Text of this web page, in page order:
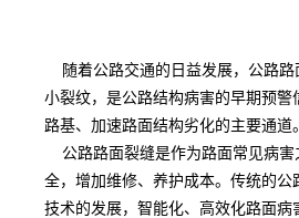
随着公路交通的日益发展，公路路
小裂纹，是公路结构病害的早期预
路基、加速路面结构劣化的主要通
公路路面裂缝是作为路面常见病害
全，增加维修、养护成本。传统的
技术的发展，智能化、高效化路面病